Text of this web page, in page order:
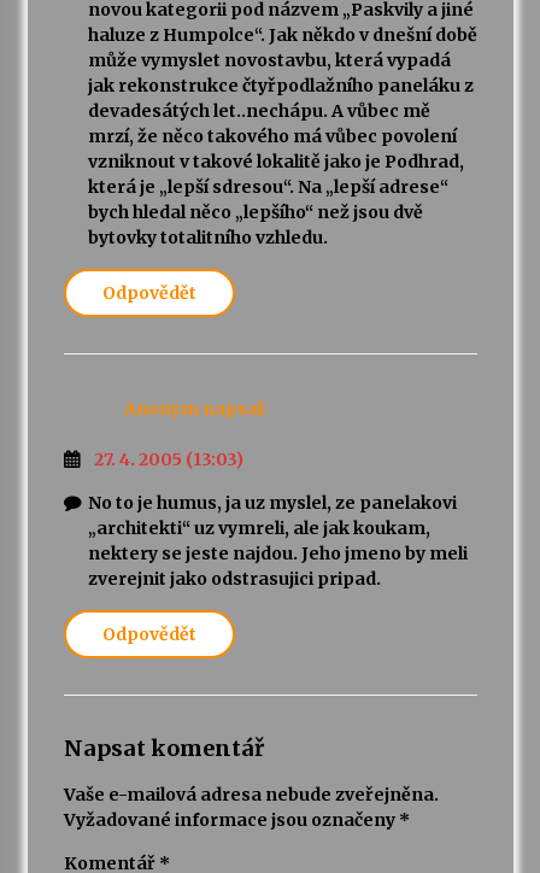
novou kategorii pod názvem „Paskvily a jiné
haluze z Humpolce“. Jak někdo v dnešní době
může vymyslet novostavbu, která vypadá
jak rekonstrukce čtyřpodlažního paneláku z
devadesátých let..nechápu. A vůbec mě
mrzí, že něco takového má vůbec povolení
vzniknout v takové lokalitě jako je Podhrad,
která je „lepší sdresou“. Na „lepší adrese“
bych hledal něco „lepšího“ než jsou dvě
bytovky totalitního vzhledu.
Odpovědět
Anonym napsal:
27. 4. 2005 (13:03)
No to je humus, ja uz myslel, ze panelakovi
„architekti“ uz vymreli, ale jak koukam,
nektery se jeste najdou. Jeho jmeno by meli
zverejnit jako odstrasujici pripad.
Odpovědět
Napsat komentář
Vaše e-mailová adresa nebude zveřejněna.
Vyžadované informace jsou označeny *
Komentář *